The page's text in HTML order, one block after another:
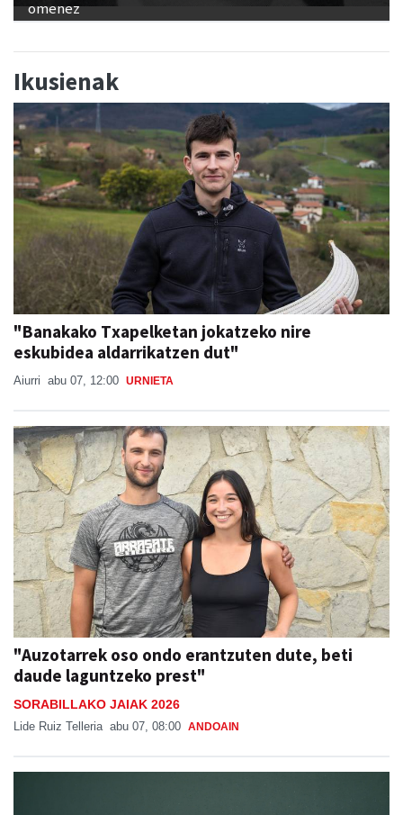
omenez
Ikusienak
"Banakako Txapelketan jokatzeko nire
eskubidea aldarrikatzen dut"
Aiurri abu 07, 12:00 URNIETA
"Auzotarrek oso ondo erantzuten dute, beti
daude laguntzeko prest"
SORABILLAKO JAIAK 2026
Lide Ruiz Telleria abu 07, 08:00 ANDOAIN